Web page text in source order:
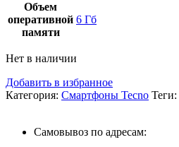
Объем
оперативной
памяти
6 Гб
Нет в наличии
Добавить в избранное
Категория: Смартфоны Tecno Теги:
Самовывоз по адресам: